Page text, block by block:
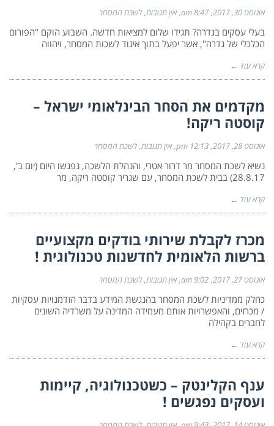
אוגוסט 30, 2017 8:47 am אין תגובות לשכת המסחר
בעלי עסקים בגדרה? תגידו שלום למציאות חדשה. השבוע הוקם "הפורום
הכלכלי של גדרה", אשר יפעל בתוך איגוד לשכות המסחר, ויהווה
קרא עוד ←
מקדמים את הסחר הבינלאומי ישראל –
קוסטה ריקה!
אוגוסט 28, 2017 12:13 pm אין תגובות לשכת המסחר
נשיא לשכת המסחר מר דרור אטרי, והנהלת הלשכה, נפגשו היום (יום ב',
28.8.17) בבית לשכת המסחר, עם שגריר קוסטה ריקה, מר
קרא עוד ←
מכרז לקבלת שירותי בודקים מקצועיים
ברשות הלאומית לחדשנות טכנולוגית !
אוגוסט 27, 2017 9:02 am אין תגובות לשכת המסחר
כחלק ממדיניות לשכת המסחר בהנגשת המידע בדבר הזדמנויות עסקיות
/ מכרזים, והאפשרויות אותם מעמידה המדינה על משרדיה השונים
לחברים בקהילה
קרא עוד ←
ענף הקלינטק – כשטכנולוגיה, קיימות
ועסקים נפגשים !